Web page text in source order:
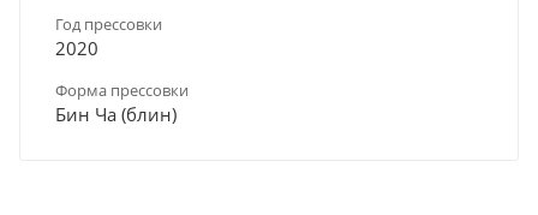
Год прессовки
2020
Форма прессовки
Бин Ча (блин)